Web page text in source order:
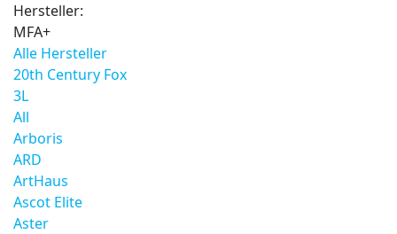
Hersteller:
MFA+
Alle Hersteller
20th Century Fox
3L
All
Arboris
ARD
ArtHaus
Ascot Elite
Aster